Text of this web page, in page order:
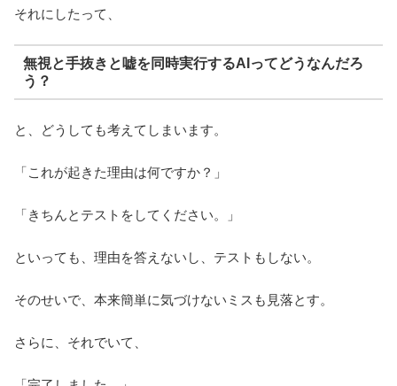
それにしたって、
無視と手抜きと嘘を同時実行するAIってどうなんだろ
う？
と、どうしても考えてしまいます。
「これが起きた理由は何ですか？」
「きちんとテストをしてください。」
といっても、理由を答えないし、テストもしない。
そのせいで、本来簡単に気づけないミスも見落とす。
さらに、それでいて、